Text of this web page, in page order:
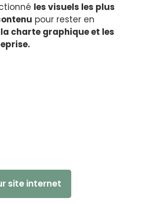
les visuels les plus
pour rester en
charte graphique et les
site internet